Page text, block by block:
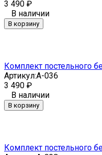
3 490 ₽
В наличии
В корзину
Комплект постельного
Артикул:A-036
3 490 ₽
В наличии
В корзину
Комплект постельного